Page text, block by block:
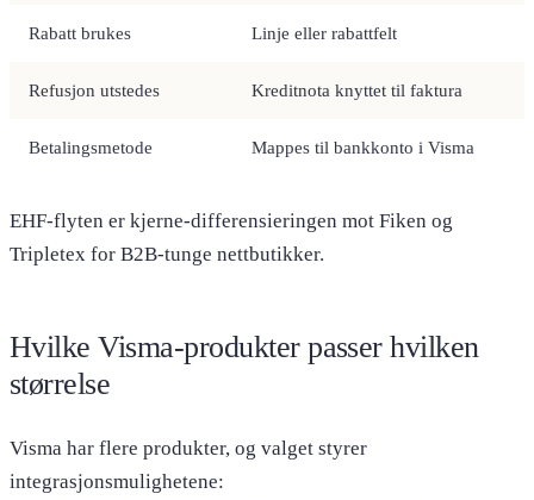
Rabatt brukes Linje eller rabattfelt
Refusjon utstedes Kreditnota knyttet til faktura
Betalingsmetode Mappes til bankkonto i Visma
EHF-flyten er kjerne-differensieringen mot Fiken og
Tripletex for B2B-tunge nettbutikker.
Hvilke Visma-produkter passer hvilken
størrelse
Visma har flere produkter, og valget styrer
integrasjonsmulighetene: